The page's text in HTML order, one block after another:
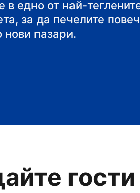
в едно от най-
за да печелите
нови пазари.